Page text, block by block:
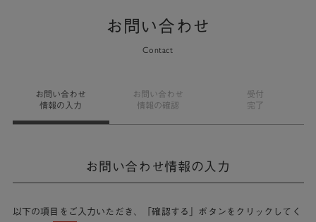
お問い合わせ
Contact
お問い合わせ
情報の入力
お問い合わせ
情報の確認
受付
完了
お問い合わせ情報の入力
以下の項目をご入力いただき、「確認する」ボタンをクリックしてく